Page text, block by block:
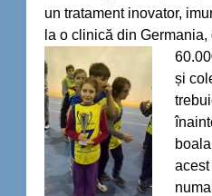
un tratament inovator,
la o clinică din
și